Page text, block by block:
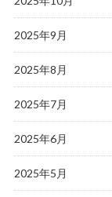
2025年9月
2025年8月
2025年7月
2025年6月
2025年5月